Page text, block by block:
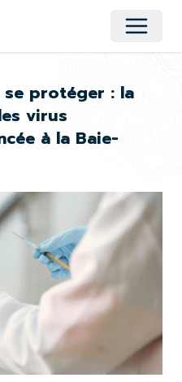
Ouvrir
se protéger : la
virus
à la Baie-